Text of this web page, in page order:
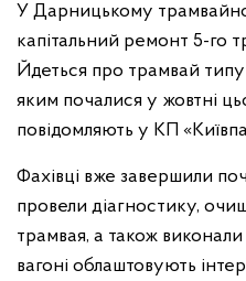
У Дарницькому
капітальний ремонт 5-го
Йдеться про трамвай
яким почалися у жовтні
повідомляють у КП
Фахівці вже завершили
провели діагностику,
трамвая, а також
вагоні облаштовують